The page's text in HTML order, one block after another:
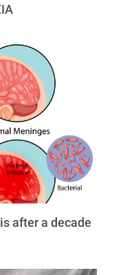
after a decade